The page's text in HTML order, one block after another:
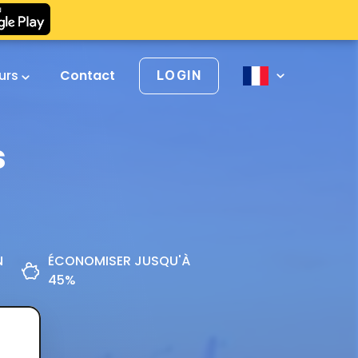
Contact LOGIN
ÉCONOMISER JUSQU'À
45%